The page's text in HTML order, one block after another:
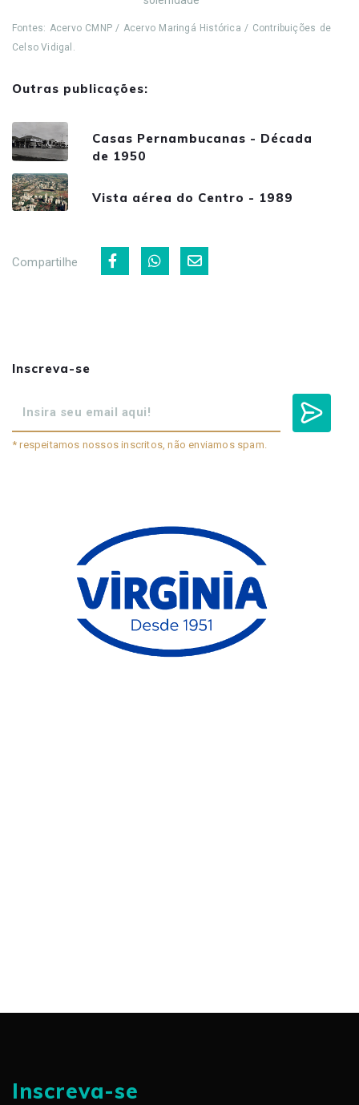
Fontes: Acervo CMNP / Acervo Maringá Histórica / Contribuições de
Celso Vidigal.
Outras publicações:
Casas Pernambucanas - Década
de 1950
Vista aérea do Centro - 1989
Compartilhe
Inscreva-se
* respeitamos nossos inscritos, não enviamos spam.
Inscreva-se